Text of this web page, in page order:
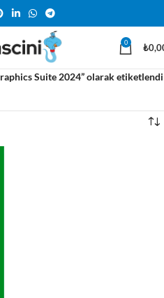
0 ₺
Suite 2024” olarak etiketlendi